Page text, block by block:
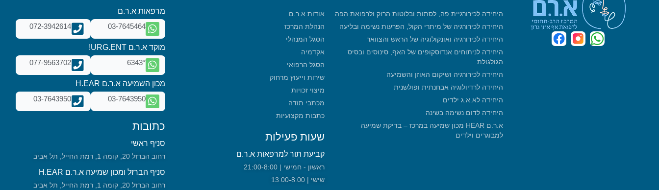
היחידה לכירורגיית פה, לסתות ובלוטות הרוק ולרפואת הפה
היחידה לכירורגיה של מיתרי הקול, הפרעות נשימה ובליעה
היחידה לכירורגיה ואונקולוגיה של הראש והצוואר
היחידה לניתוחים אנדוסקופים של האף, סינוסים ובסיס
הגולגולת
היחידה לכירורגיה ושיקום האוזן והשמיעה
היחידה לרדיולוגיה אבחנתית ופולשנית
היחידה לא.א.ג ילדים
היחידה לדום נשימה בשינה
א.ר.ם HEAR מכון שמיעה במרכז – בדיקת שמיעה
למבוגרים וילדים
אודות א.ר.ם
הנהלת המרכז
הסגל המנהלי
אקדמיה
הסגל הרפואי
שירות וייעוץ מרחוק
מיצוי זכויות
מכתבי תודה
כתבות מקצועיות
שעות פעילות
קביעת תור למרפאות א.ר.ם
ראשון - חמישי | 21:00-8:00
שישי | 13:00-8:00
מרפאות א.ר.ם
03-7645464
072-3942614
מוקד א.ר.ם URG.ENT!
*6343
077-9563702
מכון השמיעה א.ר.ם H.EAR
03-7643950
03-7643950
כתובות
סניף ראשי
רחוב הברזל 20, קומה 1, רמת החייל, תל אביב
סניף הברזל ומכון שמיעה א.ר.ם H.EAR
רחוב הברזל 20, קומה 1, רמת החייל, תל אביב